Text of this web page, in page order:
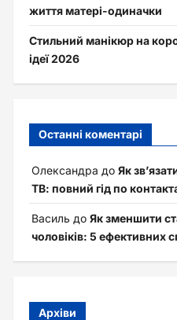
життя матері-одиначки
Стильний манікюр на
ідеї 2026
Останні коментарі
Олександра до Як
ТВ: повний гід по
Василь до Як зменшити
чоловіків: 5 ефективних
Архіви